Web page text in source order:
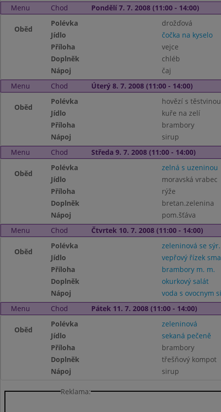
Menu Chod Pondělí 7. 7. 2008 (11:00 - 14:00)
Oběd
Polévka
drožďová
Jídlo
čočka na kyselo
Příloha
vejce
Doplněk
chléb
Nápoj
čaj
Menu
Chod Úterý 8. 7. 2008 (11:00 - 14:00)
Oběd
Polévka
hovězí s těstvinou
Jídlo
kuře na zelí
Příloha
brambory
Nápoj
sirup
Menu
Chod Středa 9. 7. 2008 (11:00 - 14:00)
Oběd
Polévka
zelná s uzeninou
Jídlo
moravská vrabec
Příloha
rýže
Doplněk
bretan.zelenina
Nápoj
pom.šťáva
Menu
Chod Čtvrtek 10. 7. 2008 (11:00 - 14:00)
Oběd
Polévka
zeleninová se
Jídlo
vepřový řízek
Příloha
brambory m. m.
Doplněk
okurkový salát
Nápoj
voda s ovocnym
Menu
Chod Pátek 11. 7. 2008 (11:00 - 14:00)
Oběd
Polévka
zeleninová
Jídlo
sekaná pečeně
Příloha
brambory
Doplněk
třešňový kompot
Nápoj
sirup
Reklama: